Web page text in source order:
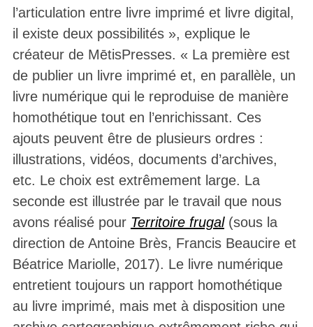
l’articulation entre livre imprimé et livre digital,
il existe deux possibilités », explique le
créateur de MētisPresses. « La première est
de publier un livre imprimé et, en parallèle, un
livre numérique qui le reproduise de manière
homothétique tout en l’enrichissant. Ces
ajouts peuvent être de plusieurs ordres :
illustrations, vidéos, documents d’archives,
etc. Le choix est extrêmement large. La
seconde est illustrée par le travail que nous
avons réalisé pour Territoire frugal (sous la
direction de Antoine Brès, Francis Beaucire et
Béatrice Mariolle, 2017). Le livre numérique
entretient toujours un rapport homothétique
au livre imprimé, mais met à disposition une